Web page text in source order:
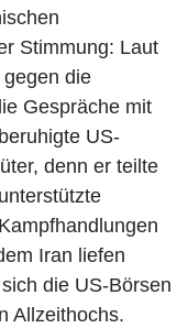
Stimmung: Laut
die
Gespräche mit
US-
denn er teilte
Iran liefen
die US-Börsen
Allzeithochs.